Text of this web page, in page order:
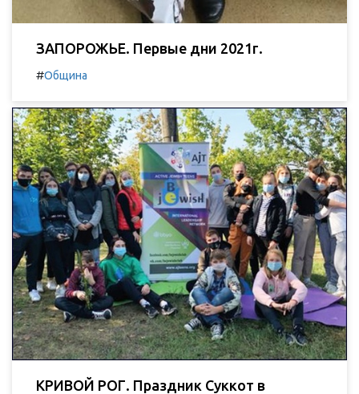
ЗАПОРОЖЬЕ. Первые дни 2021г.
#Община
КРИВОЙ РОГ. Праздник Суккот в